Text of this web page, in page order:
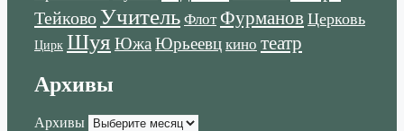
ТейковоУчитель Флот Фурманов Церковь
Цирк Шуя Южа Юрьеевц кино театр
Архивы
Архивы